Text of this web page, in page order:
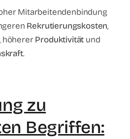
Mitarbeitendenbindung
Rekrutierungskosten,
, höhererProduktivität und
.
zu
Begriffen: